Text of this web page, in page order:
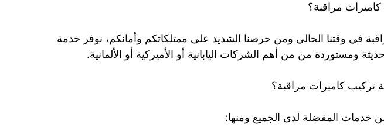
مراقبة؟
في وقتنا الحالي ومن حرصنا الشديد على ممتلكاتكم وأمانكم، نوفر خدمة
ومستوردة من من أهم الشركات اليابانية أو الأميركية أو الألمانية.
كاميرات مراقبة؟
من خدمات المفضلة لدى الجميع ومنها: